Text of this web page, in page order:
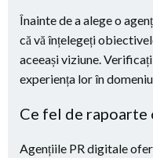
Înainte de a alege o
că vă înțelegeți
aceeași viziune.
experiența lor în
Ce fel de rapoarte
Agențiile PR digitale